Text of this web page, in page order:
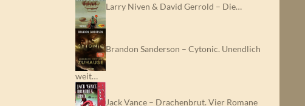
Larry Niven & David Gerrold – Die…
Brandon Sanderson – Cytonic. Unendlich
weit…
Jack Vance – Drachenbrut. Vier Romane